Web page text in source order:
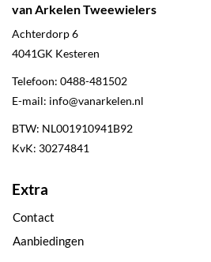
van Arkelen Tweewielers
Achterdorp 6
4041GK Kesteren
Telefoon: 0488-481502
E-mail: info@vanarkelen.nl
BTW: NL001910941B92
KvK: 30274841
Extra
Contact
Aanbiedingen